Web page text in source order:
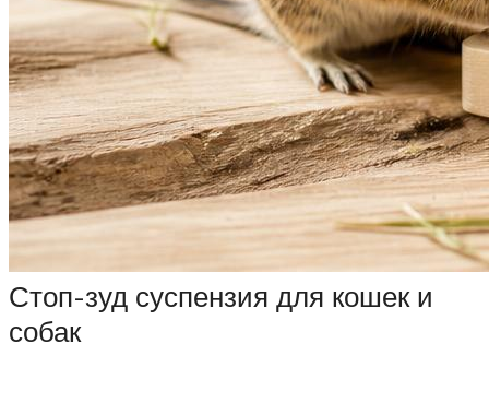
Стоп-зуд суспензия для кошек и
собак